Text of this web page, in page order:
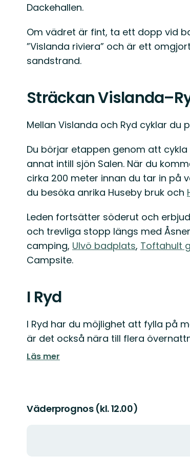
Dackehallen.
Om vädret är fint, ta ett dopp vid
”Vislanda riviera” och är ett
sandstrand.
Sträckan
Mellan Vislanda och Ryd cyklar du
Du börjar etappen genom att
annat intill sjön Salen. När du
cirka 200 meter innan du tar in på
du besöka anrika Huseby bruk och
Leden fortsätter söderut och
och trevliga stopp längs med
camping, Ulvö badplats, Toftahult
Campsite.
I Ryd
I Ryd har du möjlighet att fylla på
är det också nära till flera
Läs mer
Väderprognos (kl. 12.00)